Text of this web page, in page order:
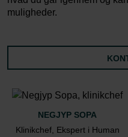
muligheder.
NEGJYP SOPA
Klinikchef, Ekspert i Human